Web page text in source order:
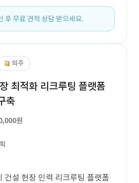
후 무료 견적 상담 받으세요.
외주
최적화 리크루팅 플랫폼
축
원
건설 현장 인력 리크루팅 플랫폼